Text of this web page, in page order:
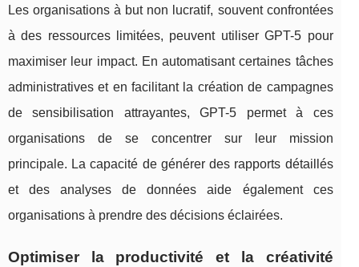
Les organisations à but non lucratif, souvent confrontées
à des ressources limitées, peuvent utiliser GPT-5 pour
maximiser leur impact. En automatisant certaines tâches
administratives et en facilitant la création de campagnes
de sensibilisation attrayantes, GPT-5 permet à ces
organisations de se concentrer sur leur mission
principale. La capacité de générer des rapports détaillés
et des analyses de données aide également ces
organisations à prendre des décisions éclairées.
Optimiser la productivité et la créativité